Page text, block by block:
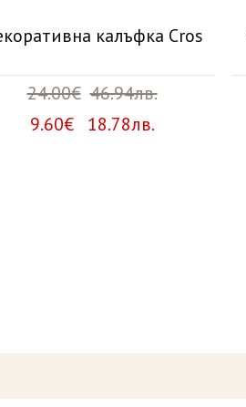
калъфка Cros
24.00€ 46.94лв.
9.60€ 18.78лв.